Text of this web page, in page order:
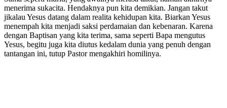
menerima sukacita. Hendaknya pun kita demikian. Jangan takut
jikalau Yesus datang dalam realita kehidupan kita. Biarkan Yesus
menempah kita menjadi saksi perdamaian dan kebenaran. Karena
dengan Baptisan yang kita terima, sama seperti Bapa mengutus
Yesus, begitu juga kita diutus kedalam dunia yang penuh dengan
tantangan ini, tutup Pastor mengakhiri homilinya.